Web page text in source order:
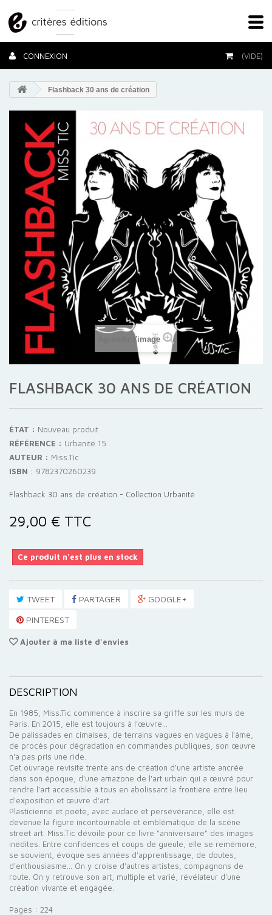
CONNEXION (VIDE)
Flashback 30 ans de création
Agrandir l'image
FLASHBACK 30 ANS DE CRÉATION
ÉTAT : Nouveau produit
RÉFÉRENCE : Urbanité 15
AUTEUR : Miss.Tic
ISBN : 9782370260239
Flashback 30 ans de création - Collection Urbanité
29,00 € TTC
Ce produit n'est plus en stock
TWEET PARTAGER
GOOGLE+
PINTEREST
Ajouter à ma liste d'envies
DESCRIPTION
En 1985, Miss.Tic commence à inscrire sa griffe sur les murs de
Paris. En 2015, elle est toujours à l'œuvre...
De palissades en cimaises, de terrains vagues en vagues à l'âme,
de procès pour dégradation en commandes publiques, son œuvre
n'a pas pris une ride.
Cet ouvrage revisite trente ans de création d'une artiste ancrée
dans son époque, d'une amazone de l'art urbain qui a œuvré pour
rendre l'art accessible à tous en abolissant la frontière entre lieu
d'exposition et œuvre d'art.
Plasticienne et poète, avec audace et persévérance, elle est
devenue la figure incontournable et emblématique de la scène
street art. Miss.Tic dévoile pour ce livre "anniversaire" des images
inédites. Entre confidences et coups de gueule, elle se remémore,
se souvient, évoque ses années d'apprentissage, de doutes,
d'enthousiasme... On y croise d'autres artistes, compagnons de
route. On y retrouve son art, multiple et varié, révélateur d'une
création vivante et engagée.
Pages : 224